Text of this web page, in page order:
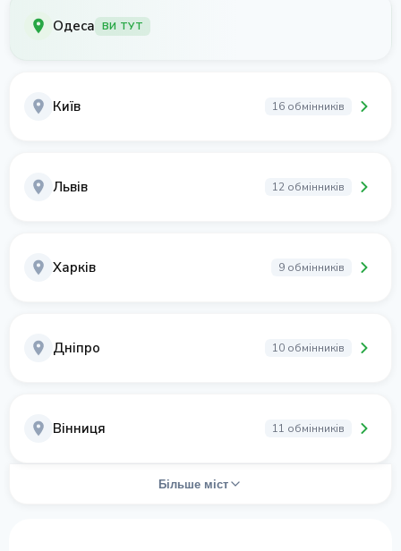
Одеса ВИ ТУТ
Київ 16 обмінників
Львів 12 обмінників
Харків 9 обмінників
Дніпро 10 обмінників
Вінниця 11 обмінників
Більше міст